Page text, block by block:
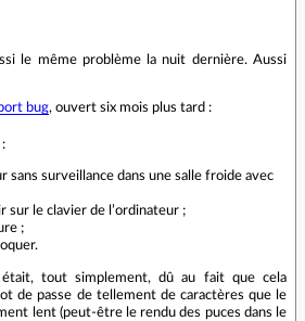
le même problème la nuit dernière. Aussi
bug, ouvert six mois plus tard :
:
sans surveillance dans une salle froide avec
sur le clavier de l’ordinateur ;
;
était, tout simplement, dû au fait que cela
de passe de tellement de caractères que le
lent (peut-être le rendu des puces dans le